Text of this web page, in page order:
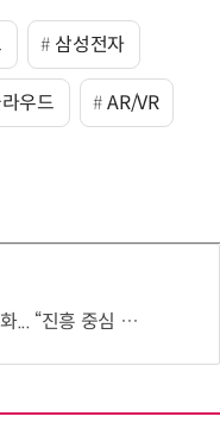
삼성전자
우드 AR/VR
환 속 세부 보완 필요”